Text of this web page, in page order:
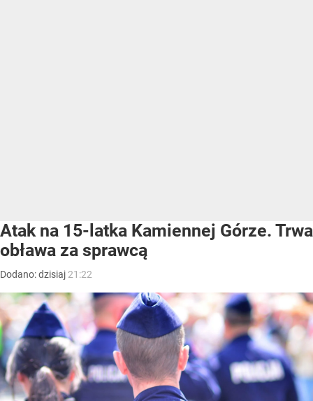
Atak na 15-latka Kamiennej Górze. Trwa
obława za sprawcą
Dodano:dzisiaj 21:22